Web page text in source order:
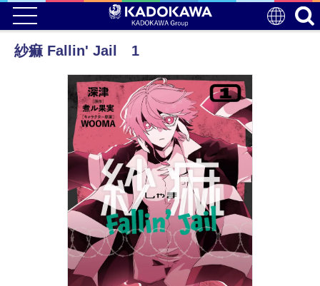
紗痲 Fallin' Jail 1